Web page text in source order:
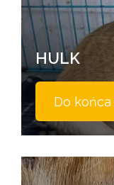
HULK
Do końca